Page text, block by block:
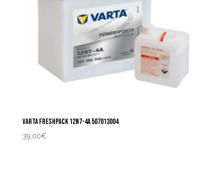
VARTA FRESHPACK 12N7-4A 507013004
39,00€